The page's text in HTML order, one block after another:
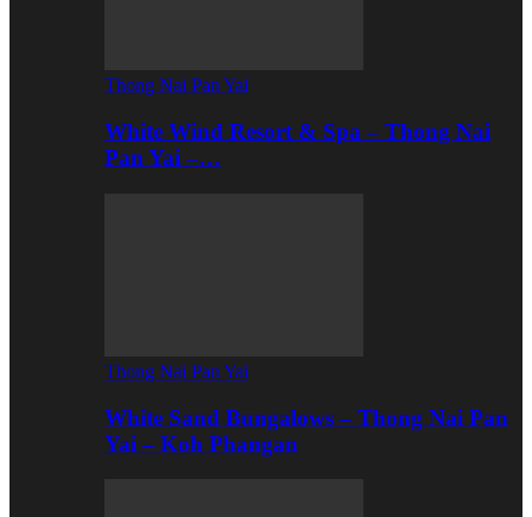
Thong Nai Pan Yai
White Wind Resort & Spa – Thong Nai
Pan Yai –…
Thong Nai Pan Yai
White Sand Bungalows – Thong Nai Pan
Yai – Koh Phangan